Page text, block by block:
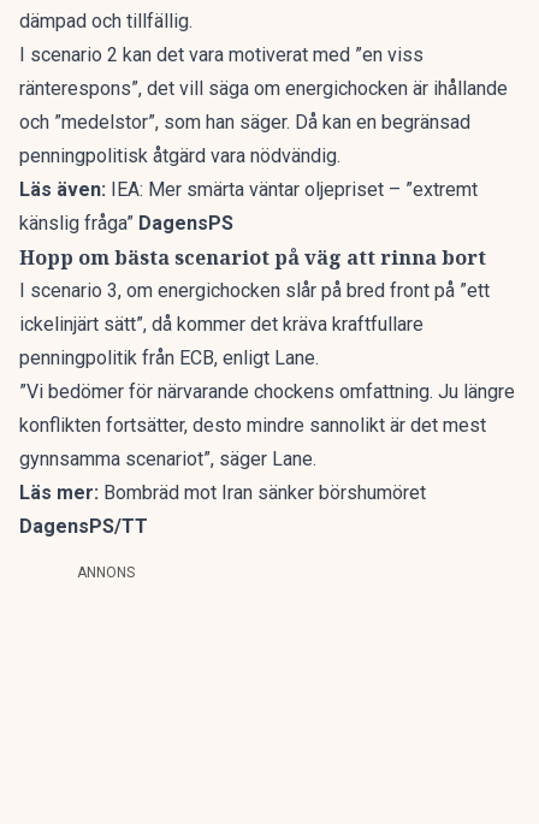
dämpad och tillfällig.
I scenario 2 kan det vara motiverat med ”en viss
ränterespons”, det vill säga om energichocken är ihållande
och ”medelstor”, som han säger. Då kan en begränsad
penningpolitisk åtgärd vara nödvändig.
Läs även: IEA: Mer smärta väntar oljepriset – ”extremt
känslig fråga” DagensPS
Hopp om bästa scenariot på väg att rinna bort
I scenario 3, om energichocken slår på bred front på ”ett
ickelinjärt sätt”, då kommer det kräva kraftfullare
penningpolitik från ECB, enligt Lane.
”Vi bedömer för närvarande chockens omfattning. Ju längre
konflikten fortsätter, desto mindre sannolikt är det mest
gynnsamma scenariot”, säger Lane.
Läs mer: Bombräd mot Iran sänker börshumöret
DagensPS/TT
ANNONS